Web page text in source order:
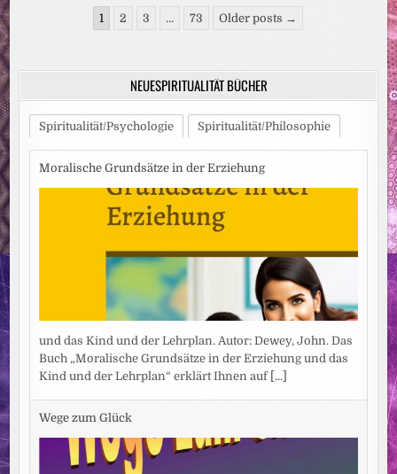
SCHULE
UND
Seitennummerierung
Beiträge
1 2 3 … 73 Older posts →
NEUESPIRITUALITÄT BÜCHER
Spiritualität/Psychologie Spiritualität/Philosophie
Moralische Grundsätze in der Erziehung
und das Kind und der Lehrplan. Autor: Dewey, John. Das
Buch „Moralische Grundsätze in der Erziehung und das
Kind und der Lehrplan“ erklärt Ihnen auf [...]
Wege zum Glück